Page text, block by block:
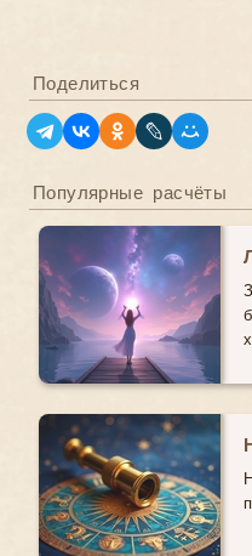
Поделиться
Популярные расчёты